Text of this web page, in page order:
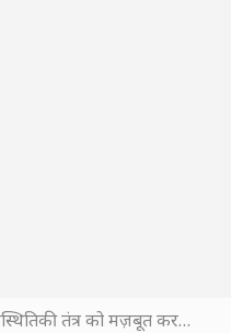
TPAG भारत के रक्त सुरक्षा पारिस्थितिकी तंत्र को मज़बूत करने के लिए विशेषज्ञों को एक मंच पर लाया